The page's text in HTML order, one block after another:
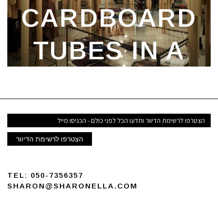
CARDBOARD
TUBES IN A
SHOPPING
CENTRE
דואר
אלקטרוני
הצטרפו לרשימת הדיוור
TEL: 050-7356357
SHARON@SHARONELLA.COM